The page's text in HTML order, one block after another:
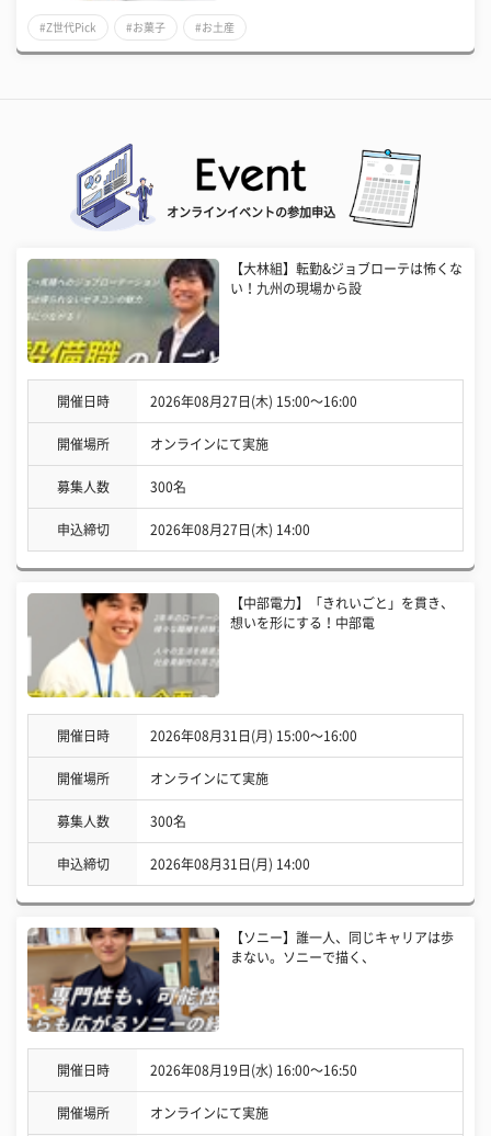
#Z世代Pick #お菓子 #お土産
オンラインイベントの参加申込
【大林組】転勤&ジョブローテは怖くな
い！九州の現場から設
開催日時 2026年08月27日(木) 15:00〜16:00
開催場所 オンラインにて実施
募集人数 300名
申込締切 2026年08月27日(木) 14:00
【中部電力】「きれいごと」を貫き、
想いを形にする！中部電
開催日時 2026年08月31日(月) 15:00〜16:00
開催場所 オンラインにて実施
募集人数 300名
申込締切 2026年08月31日(月) 14:00
【ソニー】誰一人、同じキャリアは歩
まない。ソニーで描く、
開催日時 2026年08月19日(水) 16:00〜16:50
開催場所 オンラインにて実施